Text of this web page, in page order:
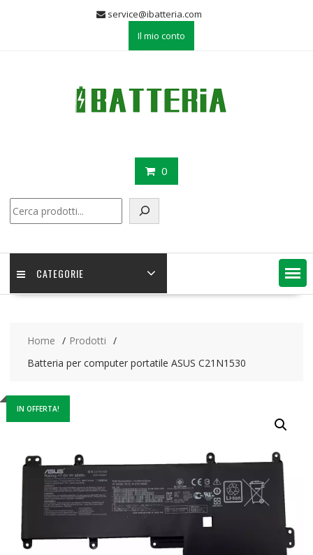
service@ibatteria.com
Il mio conto
0
CATEGORIE
Home
Prodotti
Batteria per computer portatile ASUS C21N1530
IN OFFERTA!